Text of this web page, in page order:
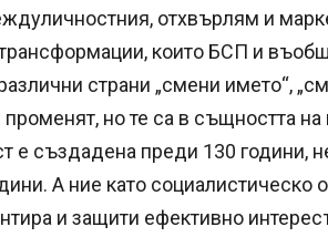
отхвърлям и
които БСП и
страни „смени името“,
но те са в същността
е създадена преди 130 години,
А ние като социалистическо
и защити ефективно